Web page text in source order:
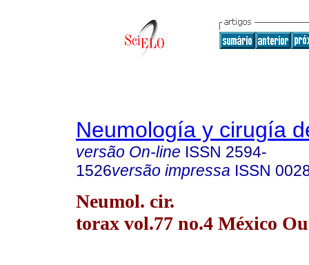
Neumología y cirugía
versão On-line ISSN 2594-
1526versão impressa ISSN
Neumol. cir.
torax vol.77 no.4 México